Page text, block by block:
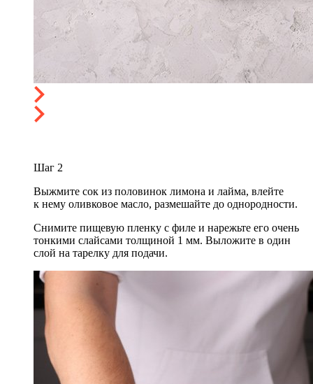
Шаг 2
Выжмите сок из половинок лимона и лайма, влейте
к нему оливковое масло, размешайте до однородности.
Снимите пищевую пленку с филе и нарежьте его очень
тонкими слайсами толщиной 1 мм. Выложите в один
слой на тарелку для подачи.